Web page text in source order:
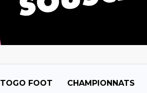
TOGO FOOT CHAMPIONNATS